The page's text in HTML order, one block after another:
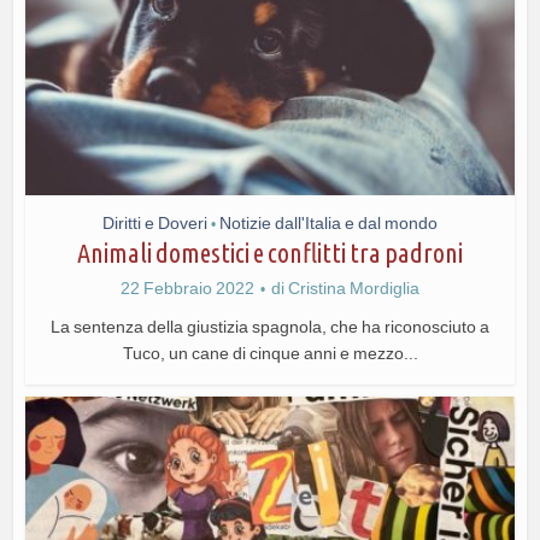
Diritti e Doveri • Notizie dall'Italia e dal mondo
Animali domestici e conflitti tra padroni
22 Febbraio 2022 diCristina Mordiglia
La sentenza della giustizia spagnola, che ha riconosciuto a
Tuco, un cane di cinque anni e mezzo...